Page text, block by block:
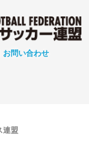
お問い合わせ
連盟